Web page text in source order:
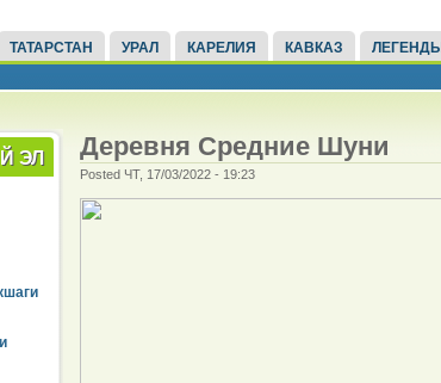
ТАТАРСТАН УРАЛ КАРЕЛИЯ КАВКАЗ ЛЕГЕНДЫ
ЭЛ Деревня Средние Шуни
Posted ЧТ, 17/03/2022 - 19:23